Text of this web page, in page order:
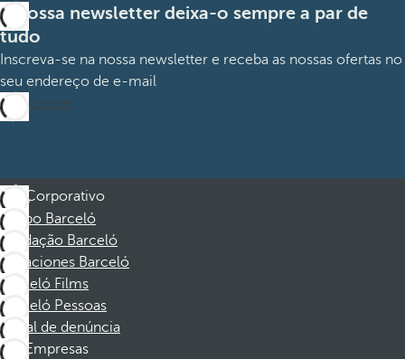
A nossa newsletter deixa-o sempre a par de
tudo
Inscreva-se na nossa newsletter e receba as nossas ofertas no
seu endereço de e-mail
Subscrever
Corporativo
Grupo Barceló
Fundação Barceló
Vacaciones Barceló
Barceló Films
Barceló Pessoas
Canal de denúncia
Empresas